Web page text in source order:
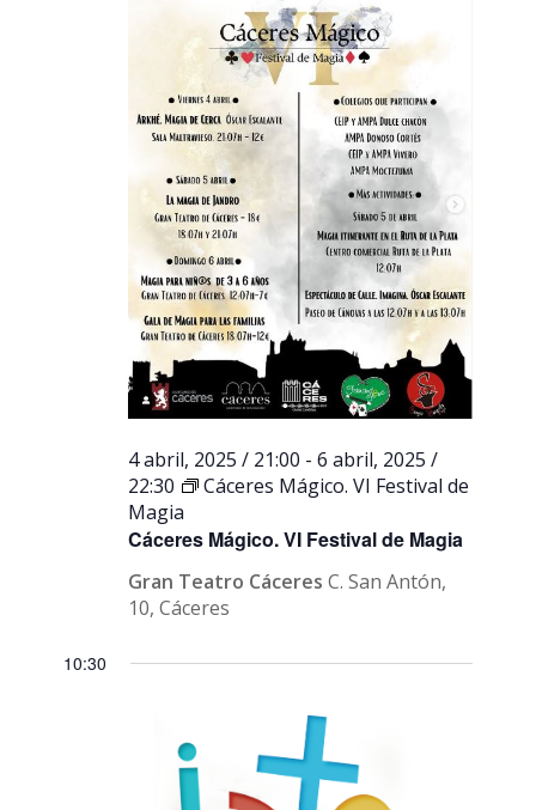
Cáceres Mágico. VI Festival de Magia
4 abril, 2025 / 21:00 -6 abril, 2025 /
22:30
Cáceres Mágico. VI Festival de
Magia
Gran Teatro CáceresC. San Antón,
10, Cáceres
10:30